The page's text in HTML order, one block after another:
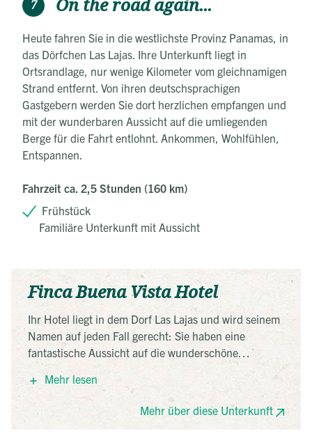
7 On the road again...
Heute fahren Sie in die westlichste Provinz Panamas, in
das Dörfchen Las Lajas. Ihre Unterkunft liegt in
Ortsrandlage, nur wenige Kilometer vom gleichnamigen
Strand entfernt. Von ihren deutschsprachigen
Gastgebern werden Sie dort herzlichen empfangen und
mit der wunderbaren Aussicht auf die umliegenden
Berge für die Fahrt entlohnt. Ankommen, Wohlfühlen,
Entspannen.
Fahrzeit ca. 2,5 Stunden (160 km)
Frühstück
Familiäre Unterkunft mit Aussicht
Finca Buena Vista Hotel
Ihr Hotel liegt in dem Dorf Las Lajas und wird seinem
Namen auf jeden Fall gerecht: Sie haben eine
fantastische Aussicht auf die wunderschöne
Hügellandschaft und die Berge im Hintergrund. Eine
kleine Wohlfühl-Oase zwischen Strand und Bergen.
Klein im wahrsten Sinne des Wortes, denn es gibt nur
vier Zimmer, weswegen hier eine sehr familiäre
Mehr lesen
Mehr über diese Unterkunft